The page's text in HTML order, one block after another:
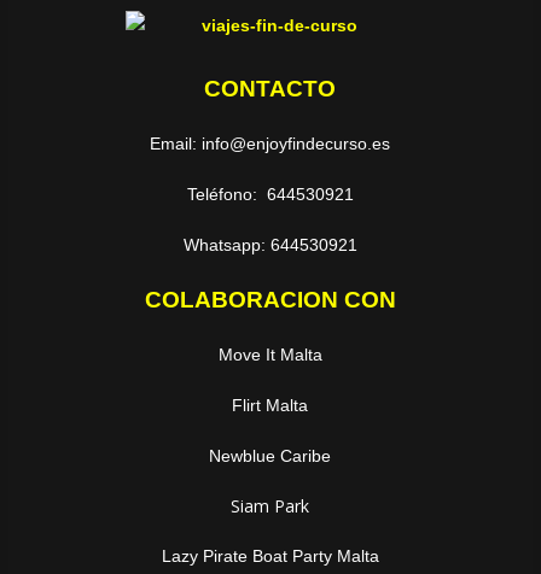
CONTACTO
Email: info@enjoyfindecurso.es
Teléfono: 644530921
Whatsapp: 644530921
COLABORACION CON
Move It Malta
Flirt Malta
Newblue Caribe
Siam Park
Lazy Pirate Boat Party Malta